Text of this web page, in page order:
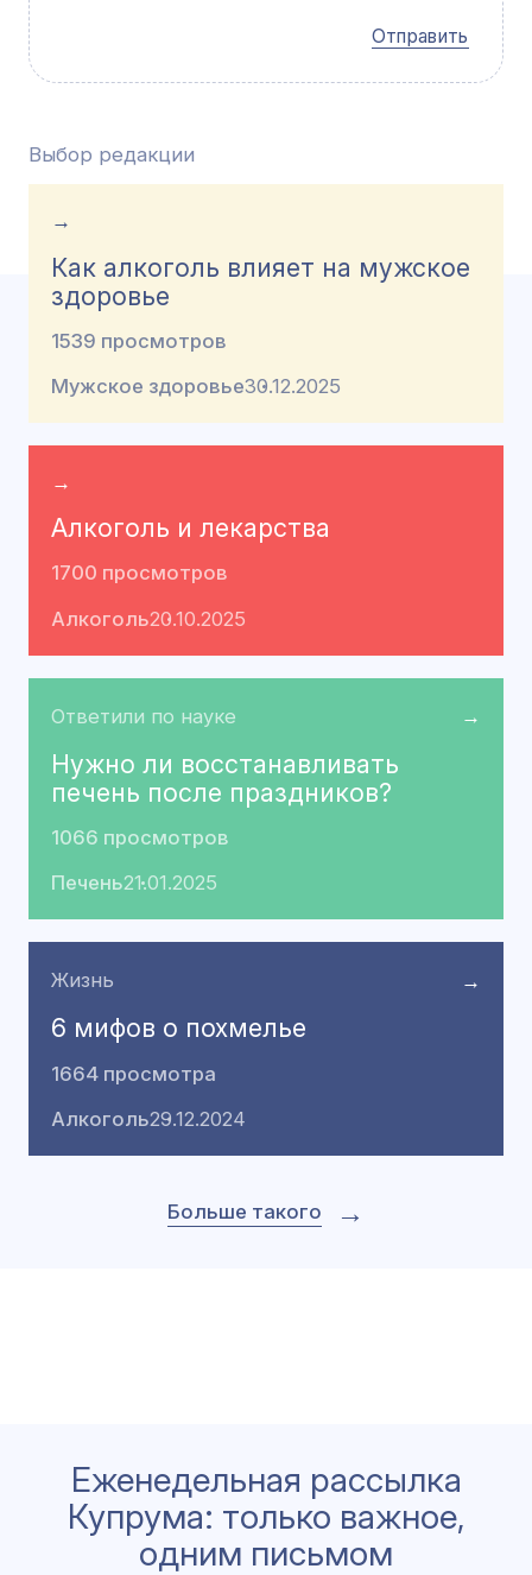
Отправить
Выбор редакции
→
Как алкоголь влияет на мужское
здоровье
1539 просмотров
Мужское здоровье30.12.2025
→
Алкоголь и лекарства
1700 просмотров
Алкоголь20.10.2025
Ответили по науке →
Нужно ли восстанавливать
печень после праздников?
1066 просмотров
Печень21.01.2025
Жизнь →
6 мифов о похмелье
1664 просмотра
Алкоголь29.12.2024
Больше такого →
Еженедельная рассылка
Купрума: только важное,
одним письмом